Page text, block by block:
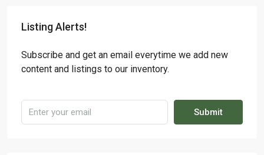
Listing Alerts!
Subscribe and get an email everytime we add new
content and listings to our inventory.
Submit